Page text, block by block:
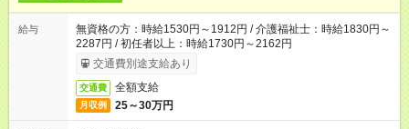
給与
無資格の方：時給1530円～1912円 / 介護福祉士：時給1830円～
2287円 / 初任者以上：時給1730円～2162円
交通費別途支給あり
交通費 全額支給
月収例 25～30万円